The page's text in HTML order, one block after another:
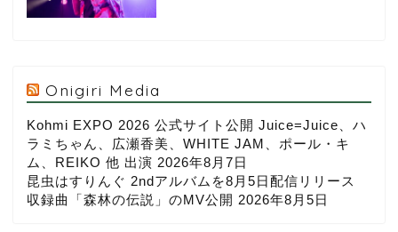
Onigiri Media
Kohmi EXPO 2026 公式サイト公開 Juice=Juice、ハ
ラミちゃん、広瀬香美、WHITE JAM、ポール・キ
ム、REIKO 他 出演 2026年8月7日
昆虫はすりんぐ 2ndアルバムを8月5日配信リリース
収録曲「森林の伝説」のMV公開 2026年8月5日